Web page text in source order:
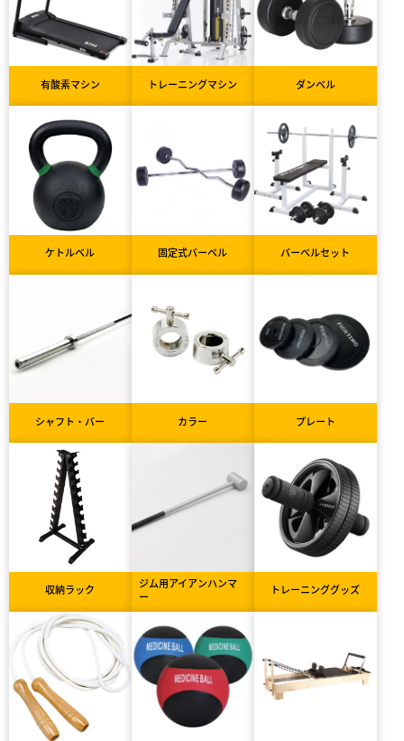
有酸素マシン トレーニングマシン ダンベル
ケトルベル 固定式バーベル バーベルセット
シャフト・バー カラー プレート
収納ラック
ジム用アイアンハンマ
ー
トレーニンググッズ